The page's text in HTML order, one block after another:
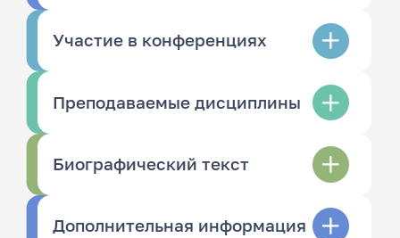
Участие в конференциях
Преподаваемые дисциплины
Биографический текст
Дополнительная информация